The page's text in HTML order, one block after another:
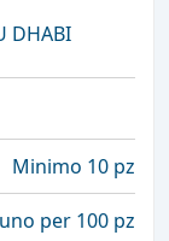
DHABI
Minimo 10 pz
per 100 pz